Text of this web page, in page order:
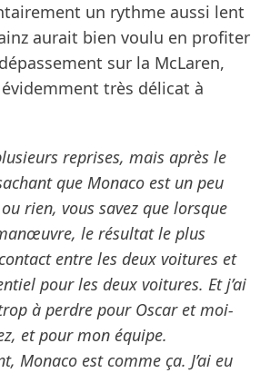
un rythme aussi lent
aurait bien voulu en profiter
sur la McLaren,
très délicat à
reprises, mais après le
que Monaco est un peu
rien, vous savez que lorsque
le résultat le plus
entre les deux voitures et
pour les deux voitures. Et j’ai
à perdre pour Oscar et moi-
et pour mon équipe.
Monaco est comme ça. J’ai eu